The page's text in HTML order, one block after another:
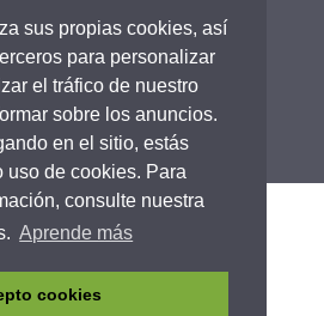
sus propias cookies, así
para personalizar
el tráfico de nuestro
sobre los anuncios.
en el sitio, estás
uso de cookies. Para
consulte nuestra
Aprende más
cookies
Privacidad
y condiciones